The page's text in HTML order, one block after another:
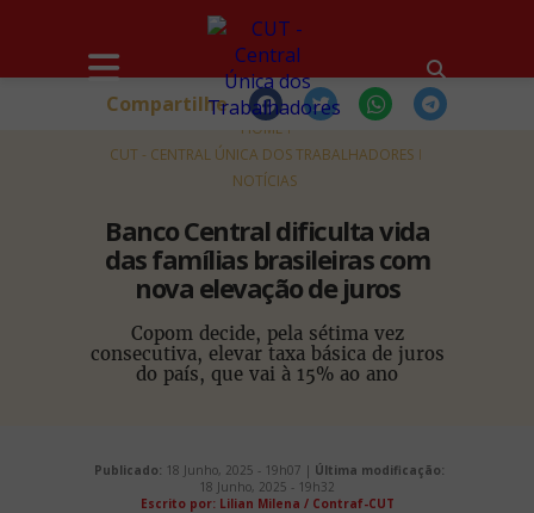
HOME
CUT - CENTRAL ÚNICA DOS TRABALHADORES
NOTÍCIAS
Banco Central dificulta vida
das famílias brasileiras com
nova elevação de juros
Copom decide, pela sétima vez
consecutiva, elevar taxa básica de juros
do país, que vai à 15% ao ano
Compartilhe
Publicado: 18 Junho, 2025 - 19h07 | Última modificação:
18 Junho, 2025 - 19h32
Escrito por: Lilian Milena / Contraf-CUT